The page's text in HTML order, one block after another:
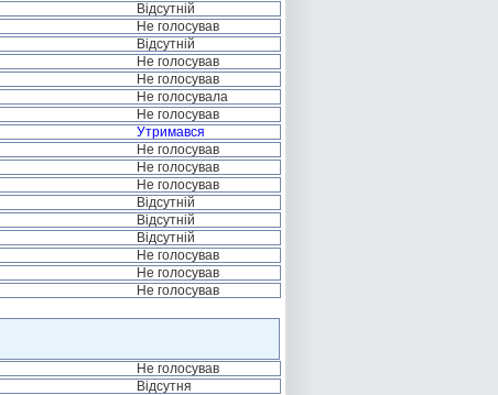
Відсутній
Не голосував
Відсутній
Не голосував
Не голосував
Не голосувала
Не голосував
Утримався
Не голосував
Не голосував
Не голосував
Відсутній
Відсутній
Відсутній
Не голосував
Не голосував
Не голосував
Не голосував
Відсутня